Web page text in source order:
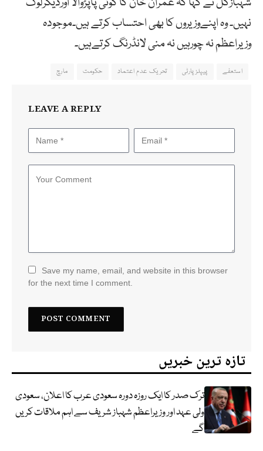
نہیں۔ وہ اپنےوزیروں کا بھی احتساب کرتے ہیں۔موجودہ
وزیراعظم نہ چورہیں نہ منی لانڈرنگ کرتےہیں۔
استعفے پیپلزپارٹی تحریک عدم اعتماد حکومت مارچ
LEAVE A REPLY
Save my name, email, and website in this browser
for the next time I comment.
تازہ ترین خبریں
ترک صدر کا ایک روزہ دورہ سعودی عرب کا اعلان، سعودی
ولی عہد اور وزیراعظم شہباز شریف سے اہم ملاقات کریں
گے